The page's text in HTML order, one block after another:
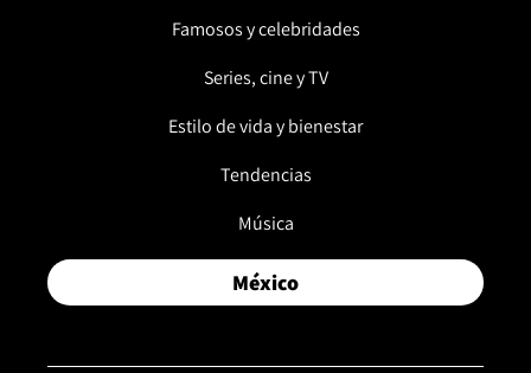
Famosos y celebridades
Series, cine y TV
Estilo de vida y bienestar
Tendencias
Música
México